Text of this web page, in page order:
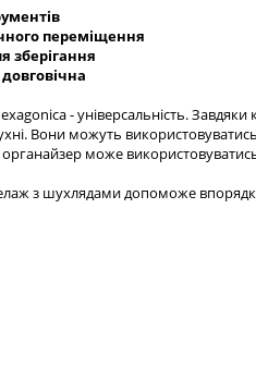
переміщення
зберігання
- універсальність.
Вони можуть
органайзер може
з шухлядами допоможе